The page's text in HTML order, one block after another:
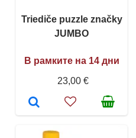
Triediče puzzle značky
JUMBO
В рамките на 14 дни
23,00 €